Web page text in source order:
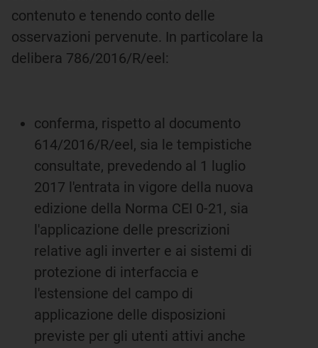
contenuto e tenendo conto delle
osservazioni pervenute. In particolare la
delibera 786/2016/R/eel:
conferma, rispetto al documento
614/2016/R/eel, sia le tempistiche
consultate, prevedendo al 1 luglio
2017 l'entrata in vigore della nuova
edizione della Norma CEI 0-21, sia
l'applicazione delle prescrizioni
relative agli inverter e ai sistemi di
protezione di interfaccia e
l'estensione del campo di
applicazione delle disposizioni
previste per gli utenti attivi anche